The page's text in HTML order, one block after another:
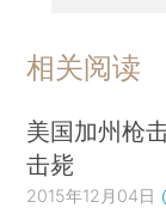
相关阅读
美国加州枪
击毙
2015年12月04日